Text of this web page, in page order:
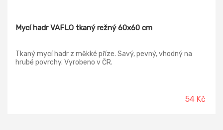
Mycí hadr VAFLO tkaný režný 60x60 cm
Tkaný mycí hadr z měkké příze. Savý, pevný, vhodný na
hrubé povrchy. Vyrobeno v ČR.
54 Kč